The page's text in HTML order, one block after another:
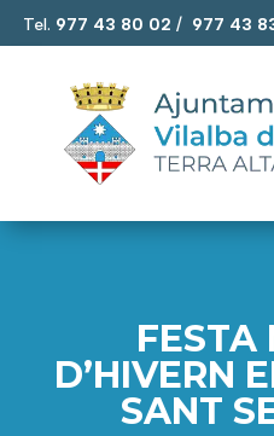
Tel. 977 43 80 02 / 977 43
FESTA
D’HIVERN
SANT